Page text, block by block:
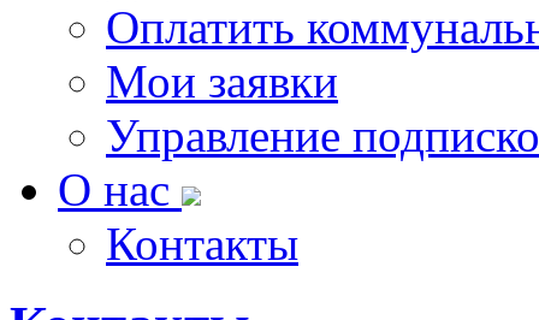
Оплатить
Мои заявки
Управление
О нас
Контакты